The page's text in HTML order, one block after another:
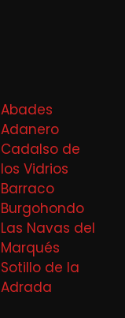
Abades
Adanero
Cadalso de
los Vidrios
Barraco
Burgohondo
Las Navas del
Marqués
Sotillo de la
Adrada